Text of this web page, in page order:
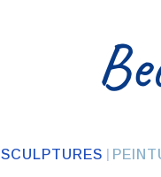
SCULPTURES